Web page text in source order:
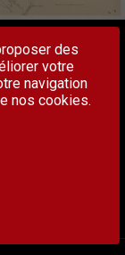
des
votre
navigation
nos cookies.